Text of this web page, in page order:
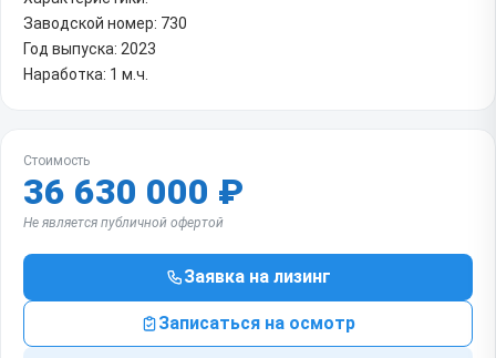
Заводской номер: 730
Год выпуска: 2023
Наработка: 1 м.ч.
Стоимость
36 630 000 ₽
Не является публичной офертой
Заявка на лизинг
Записаться на осмотр